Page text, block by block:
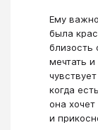
Ему
была
близость
мечтать
когда
она
и